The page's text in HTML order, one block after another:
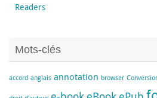
Readers
Mots-clés
accord anglais annotation browser